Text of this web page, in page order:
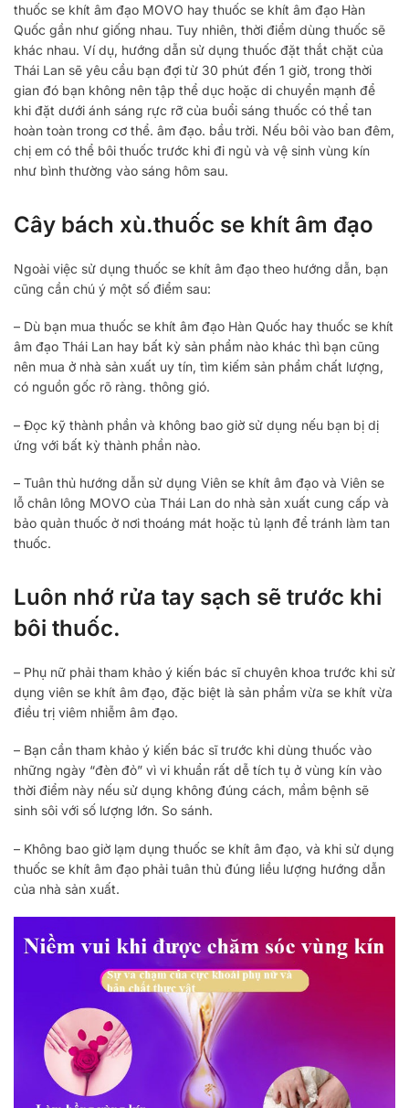
thuốc se khít âm đạo MOVO hay thuốc se khít âm đạo Hàn
Quốc gần như giống nhau. Tuy nhiên, thời điểm dùng thuốc sẽ
khác nhau. Ví dụ, hướng dẫn sử dụng thuốc đặt thắt chặt của
Thái Lan sẽ yêu cầu bạn đợi từ 30 phút đến 1 giờ, trong thời
gian đó bạn không nên tập thể dục hoặc di chuyển mạnh để
khi đặt dưới ánh sáng rực rỡ của buổi sáng thuốc có thể tan
hoàn toàn trong cơ thể. âm đạo. bầu trời. Nếu bôi vào ban đêm,
chị em có thể bôi thuốc trước khi đi ngủ và vệ sinh vùng kín
như bình thường vào sáng hôm sau.
Cây bách xù.thuốc se khít âm đạo
Ngoài việc sử dụng thuốc se khít âm đạo theo hướng dẫn, bạn
cũng cần chú ý một số điểm sau:
– Dù bạn mua thuốc se khít âm đạo Hàn Quốc hay thuốc se khít
âm đạo Thái Lan hay bất kỳ sản phẩm nào khác thì bạn cũng
nên mua ở nhà sản xuất uy tín, tìm kiếm sản phẩm chất lượng,
có nguồn gốc rõ ràng. thông gió.
– Đọc kỹ thành phần và không bao giờ sử dụng nếu bạn bị dị
ứng với bất kỳ thành phần nào.
– Tuân thủ hướng dẫn sử dụng Viên se khít âm đạo và Viên se
lỗ chân lông MOVO của Thái Lan do nhà sản xuất cung cấp và
bảo quản thuốc ở nơi thoáng mát hoặc tủ lạnh để tránh làm tan
thuốc.
Luôn nhớ rửa tay sạch sẽ trước khi
bôi thuốc.
– Phụ nữ phải tham khảo ý kiến ​​bác sĩ chuyên khoa trước khi sử
dụng viên se khít âm đạo, đặc biệt là sản phẩm vừa se khít vừa
điều trị viêm nhiễm âm đạo.
– Bạn cần tham khảo ý kiến ​​bác sĩ trước khi dùng thuốc vào
những ngày “đèn đỏ” vì vi khuẩn rất dễ tích tụ ở vùng kín vào
thời điểm này nếu sử dụng không đúng cách, mầm bệnh sẽ
sinh sôi với số lượng lớn. So sánh.
– Không bao giờ lạm dụng thuốc se khít âm đạo, và khi sử dụng
thuốc se khít âm đạo phải tuân thủ đúng liều lượng hướng dẫn
của nhà sản xuất.